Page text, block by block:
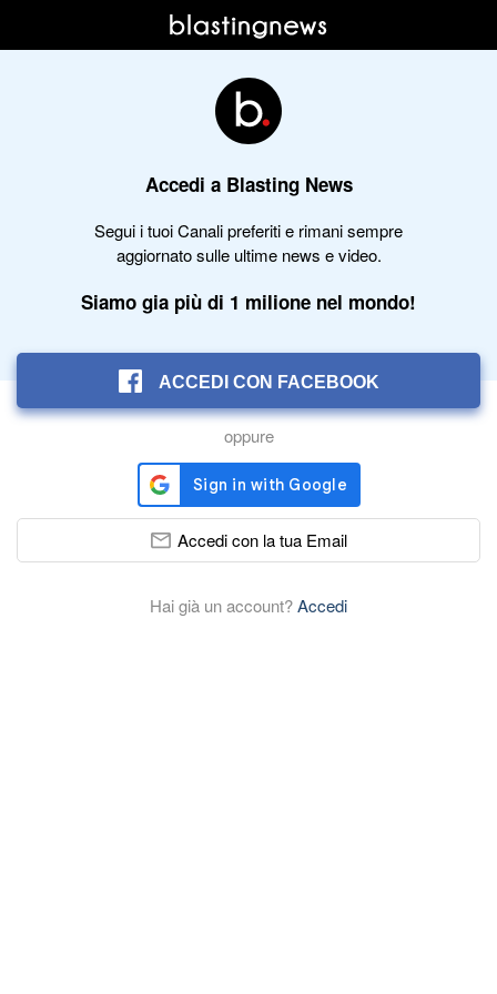
Accedi a Blasting News
Segui i tuoi Canali preferiti e rimani sempre
aggiornato sulle ultime news e video.
Siamo gia più di 1 milione nel mondo!
ACCEDI CON FACEBOOK
oppure
Accedi con la tua Email
Hai già un account?Accedi